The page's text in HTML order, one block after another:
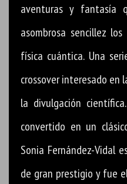
aventuras y fantasía
asombrosa sencillez
física cuántica. Una
crossover interesado en
la divulgación
convertido en un
Sonia Fernández-Vidal
de gran prestigio y fue